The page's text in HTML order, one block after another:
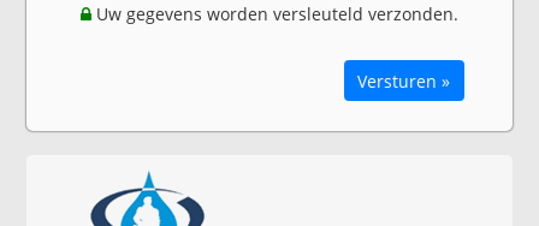
Uw gegevens worden versleuteld verzonden.
Versturen »